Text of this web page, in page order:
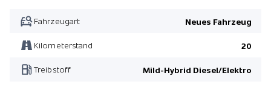
Panorama-Schiebedach elektrisch
Pack 3. Sitzreihe
Fahrzeugart Neues Fahrzeug
Kilometerstand 20
Treibstoff Mild-Hybrid Diesel/Elektro